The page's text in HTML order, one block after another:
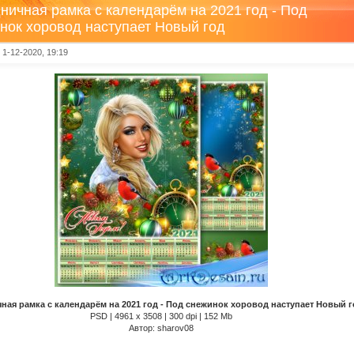
рамка с календарём на 2021 год - Под
хоровод наступает Новый год
1-12-2020, 19:19
рамка с календарём на 2021 год - Под снежинок хоровод наступает Новый
PSD | 4961 х 3508 | 300 dpi | 152 Mb
Автор: sharov08